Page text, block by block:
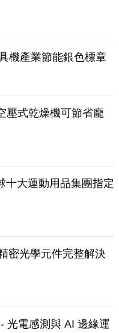
機產業節能銀色標章
壓式乾燥機可節省龐
十大運動用品集團指定
密光學元件完整解決
光電感測與 AI 邊緣運